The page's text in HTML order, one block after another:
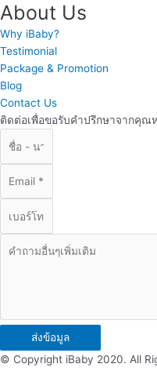
About Us
Why iBaby?
Testimonial
Package & Promotion
Blog
Contact Us
ติดต่อเพื่อขอรับคำปรึกษาจากคุณ
ส่งข้อมูล
© Copyright iBaby 2020. All